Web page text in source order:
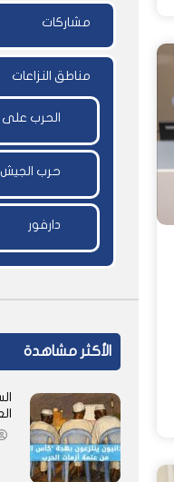
مشاركات
مناطق النزاعات
الحرب
حرب الجيش
دارفور
الأكثر مشاهدة